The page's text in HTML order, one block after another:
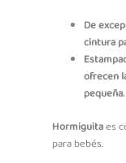
De
cintura
ofrecen
pequeña.
Hormiguitaes
para bebés.